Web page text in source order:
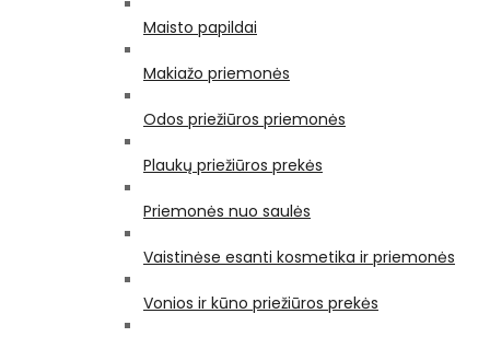
Maisto papildai
Makiažo priemonės
Odos priežiūros priemonės
Plaukų priežiūros prekės
Priemonės nuo saulės
Vaistinėse esanti kosmetika ir priemonės
Vonios ir kūno priežiūros prekės